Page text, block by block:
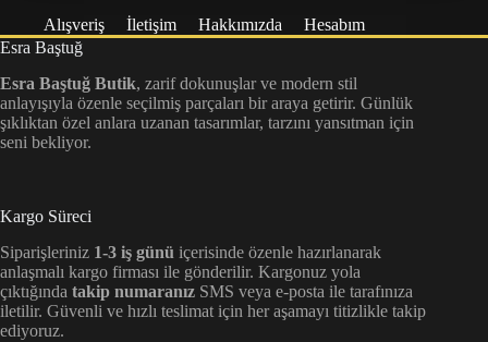
Alışveriş İletişim Hakkımızda
Hesabım
Esra Baştuğ
Esra Baştuğ Butik, zarif dokunuşlar ve modern stil
anlayışıyla özenle seçilmiş parçaları bir araya getirir. Günlük
şıklıktan özel anlara uzanan tasarımlar, tarzını yansıtman için
seni bekliyor.
Kargo Süreci
Siparişleriniz 1-3 iş günü içerisinde özenle hazırlanarak
anlaşmalı kargo firması ile gönderilir. Kargonuz yola
çıktığında takip numaranız SMS veya e-posta ile tarafınıza
iletilir. Güvenli ve hızlı teslimat için her aşamayı titizlikle takip
ediyoruz.